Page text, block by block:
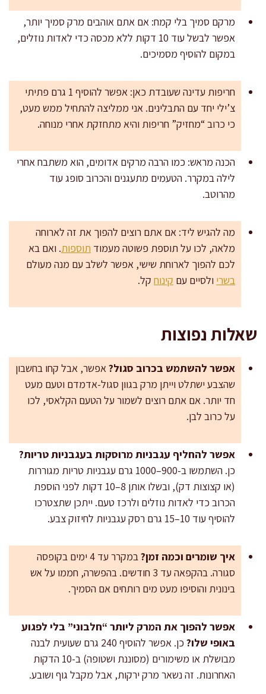
מרקם סמיך בלי קמח: אם אתם אוהבים מרק סמיך יותר,
אפשר לבשל עוד 10 דקות ללא מכסה כדי לאדות נוזלים,
במקום להוסיף מסמיכים.
חריפות עדינה שעובדת כאן: אפשר להוסיף 1 גרם פתיתי
צ’ילי יחד עם התבלינים. אני ממליצה להתחיל ממש מעט,
כי כרוב “מחזיק” חריפות והיא מתחזקת אחרי מנוחה.
הכנה מראש: כמו הרבה מרקים אדומים, הוא משתבח אחרי
לילה במקרר. הטעמים מתעגנים והכרוב סופג עוד
מהרוטב.
מה להגיש ליד: אם אתם רוצים להפוך את זה לארוחה
מלאה, לכו על תוספת פשוטה מעמוד תוספות. ואם בא
לכם להפוך לארוחת שישי, אפשר לשלב עם מנה מעולם
בשרי ולסיים עם קינוח קל.
שאלות נפוצות
אפשר להשתמש בכרוב סגול?אפשר, אבל קחו בחשבון
שהצבע ישתלט וייתן מרק בגוון סגול-אדמדם וטעם מעט
חד יותר. אם אתם רוצים לשמור על הטעם הקלאסי, לכו
על כרוב לבן.
אפשר להחליף עגבניות מרוסקות בעגבניות טריות?
כן. השתמשו ב-900–1000 גרם עגבניות טריות מגוררות
(או קצוצות דק), ובשלו אותן 8–10 דקות לפני הוספת
הכרוב כדי לאדות נוזלים ולרכז טעם. ייתכן שתצטרכו
להוסיף עוד 10–15 גרם רסק עגבניות לחיזוק צבע.
איך שומרים וכמה זמן?
במקרר עד 4 ימים בקופסה
סגורה. בהקפאה עד 3 חודשים. בהפשרה, חממו על אש
בינונית והוסיפו מעט מים רותחים אם הסמיך.
אפשר להפוך את המרק ליותר “חלבוני” בלי לפגוע
באופי שלו?
כן. אפשר להוסיף 240 גרם שעועית לבנה
מבושלת או משימורים (מסוננת ושטופה) ב-10 הדקות
האחרונות. זה נשאר מרק ירקות, אבל מקבל גוף ושובע.